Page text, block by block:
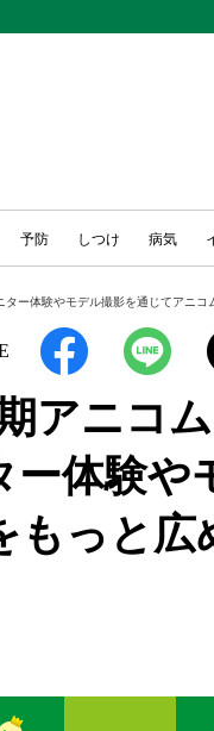
予防 しつけ 病気
ー体験やモデル撮影を通じてアニコ
アニコ
ー体験や
もっと広